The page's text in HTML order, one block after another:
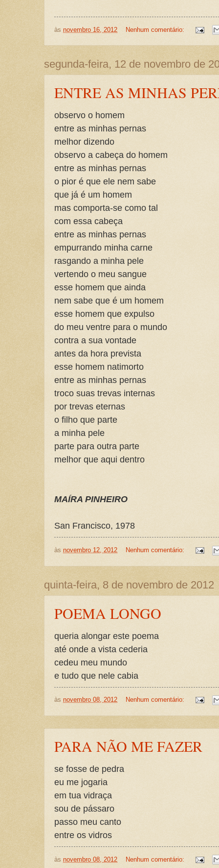
às novembro 16, 2012 Nenhum comentário:
segunda-feira, 12 de novembro de
ENTRE AS MINHAS
observo o homem
entre as minhas pernas
melhor dizendo
observo a cabeça do homem
entre as minhas pernas
o pior é que ele nem sabe
que já é um homem
mas comporta-se como tal
com essa cabeça
entre as minhas pernas
empurrando minha carne
rasgando a minha pele
vertendo o meu sangue
esse homem que ainda
nem sabe que é um homem
esse homem que expulso
do meu ventre para o mundo
contra a sua vontade
antes da hora prevista
esse homem natimorto
entre as minhas pernas
troco suas trevas internas
por trevas eternas
o filho que parte
a minha pele
parte para outra parte
melhor que aqui dentro
MAÍRA PINHEIRO
San Francisco, 1978
às novembro 12, 2012 Nenhum comentário:
quinta-feira, 8 de novembro de 2012
POEMA LONGO
queria alongar este poema
até onde a vista cederia
cedeu meu mundo
e tudo que nele cabia
às novembro 08, 2012 Nenhum comentário:
PARA NÃO ME FAZER
se fosse de pedra
eu me jogaria
em tua vidraça
sou de pássaro
passo meu canto
entre os vidros
às novembro 08, 2012 Nenhum comentário: